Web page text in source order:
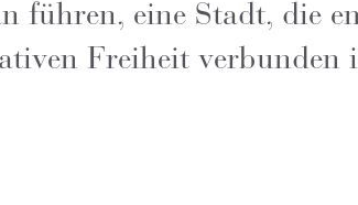
führen, eine Stadt, die
Freiheit verbunden